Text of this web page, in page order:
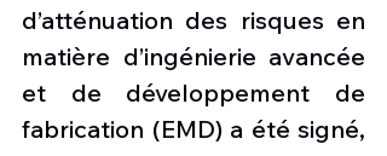
d’atténuation des risques en
matière d’ingénierie avancée
et de développement de
fabrication (EMD) a été signé,